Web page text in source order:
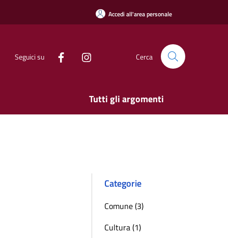
Accedi all'area personale
Seguici su Cerca
Tutti gli argomenti
Categorie
Comune (3)
Cultura (1)